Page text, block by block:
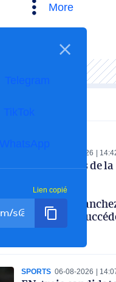
More
Telegram
TikTok
WhatsApp
Lien copié
07-08-2026
Les coulisses de la
commission
technique :
favori pour
Petkovic
SPORTS 06-08-2026